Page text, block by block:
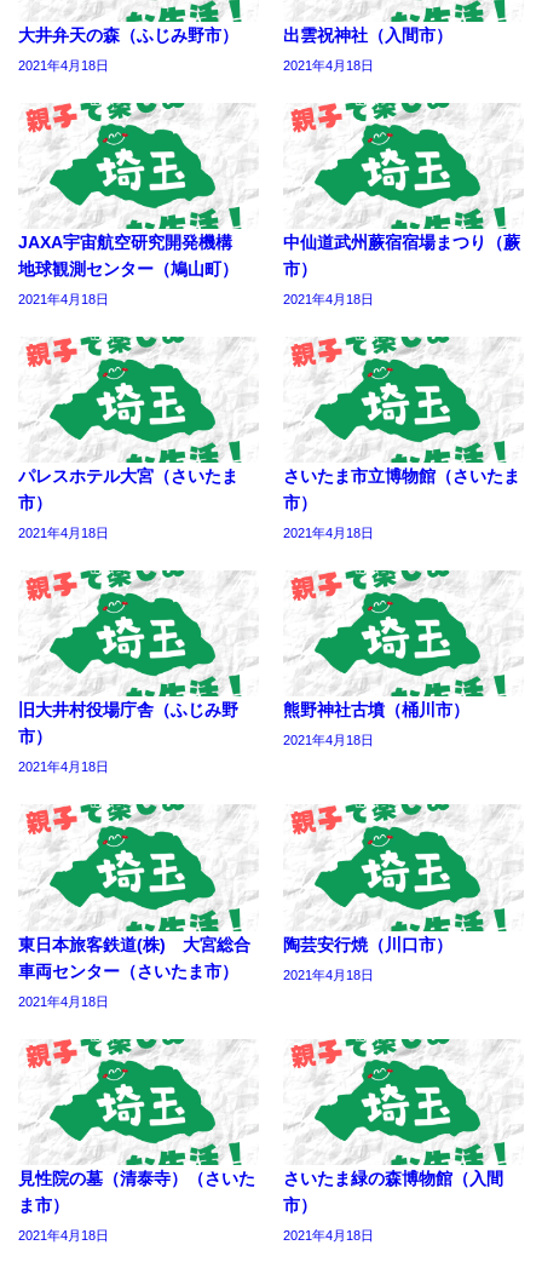
大井弁天の森（ふじみ野市）
2021年4月18日
出雲祝神社（入間市）
2021年4月18日
JAXA宇宙航空研究開発機構
地球観測センター（鳩山町）
2021年4月18日
中仙道武州蕨宿宿場まつり（蕨
市）
2021年4月18日
パレスホテル大宮（さいたま
市）
2021年4月18日
さいたま市立博物館（さいたま
市）
2021年4月18日
旧大井村役場庁舎（ふじみ野
市）
2021年4月18日
熊野神社古墳（桶川市）
2021年4月18日
東日本旅客鉄道(株) 大宮総合
車両センター（さいたま市）
2021年4月18日
陶芸安行焼（川口市）
2021年4月18日
見性院の墓（清泰寺）（さいた
ま市）
2021年4月18日
さいたま緑の森博物館（入間
市）
2021年4月18日